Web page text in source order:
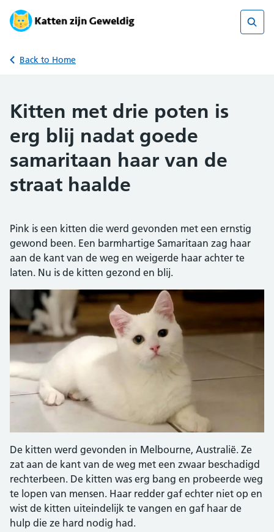
Skip
Back to Home
Kitten met drie poten is
erg blij nadat goede
samaritaan haar van de
straat haalde
Pink is een kitten die werd gevonden met een ernstig
gewond been. Een barmhartige Samaritaan zag haar
aan de kant van de weg en weigerde haar achter te
laten. Nu is de kitten gezond en blij.
De kitten werd gevonden in Melbourne, Australië. Ze
zat aan de kant van de weg met een zwaar beschadigd
rechterbeen. De kitten was erg bang en probeerde weg
te lopen van mensen. Haar redder gaf echter niet op en
wist de kitten uiteindelijk te vangen en gaf haar de
hulp die ze hard nodig had.